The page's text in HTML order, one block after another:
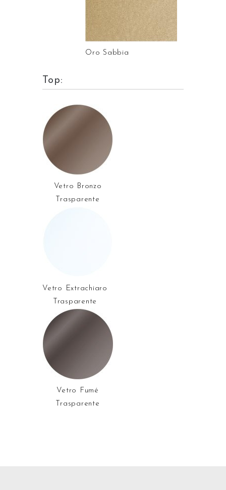
Oro Sabbia
Top:
Vetro Bronzo
Trasparente
Vetro Extrachiaro
Trasparente
Vetro Fumé
Trasparente